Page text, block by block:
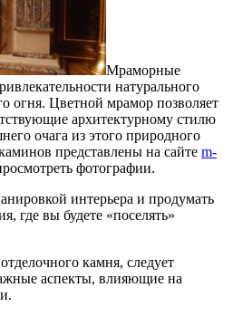
Мраморные
натурального
огня. Цветной мрамор позволяет
архитектурному стилю
очага из этого природного
представлены на сайте m-
фотографии.
интерьера и продумать
где вы будете «поселять»
камня, следует
аспекты, влияющие на